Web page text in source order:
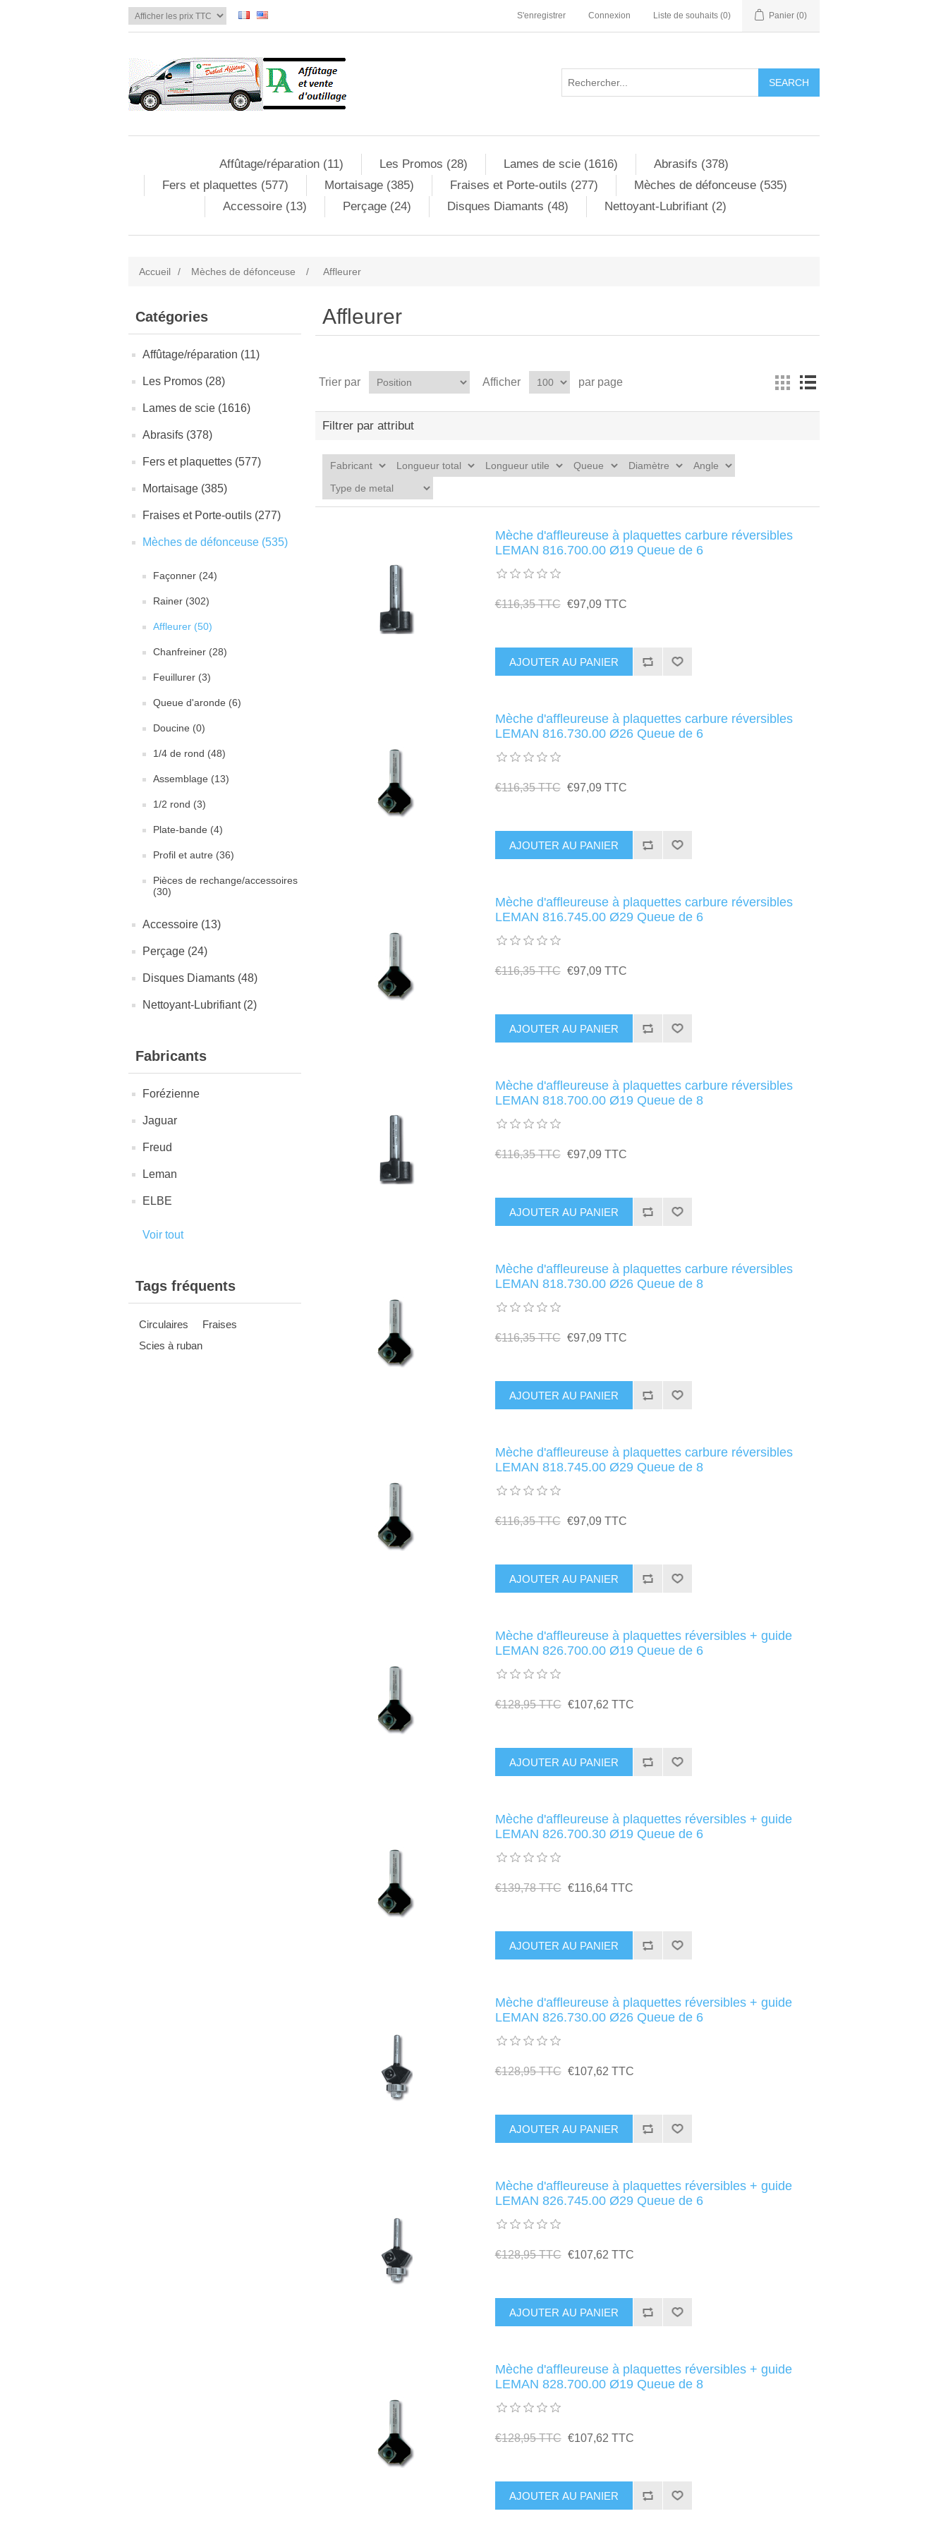
S'enregistrer Connexion Liste de souhaits (0) Panier (0)
Affûtage/réparation (11) Les Promos (28) Lames de scie (1616)
Abrasifs (378)
Fers et plaquettes (577)
Mortaisage (385) Fraises et Porte-outils (277)
Mèches de défonceuse (535)
Accessoire (13)
Perçage (24) Disques Diamants (48) Nettoyant-Lubrifiant (2)
Accueil / Mèches de défonceuse / Affleurer
Catégories
Affûtage/réparation (11)
Les Promos (28)
Lames de scie (1616)
Abrasifs (378)
Fers et plaquettes (577)
Mortaisage (385)
Fraises et Porte-outils (277)
Mèches de défonceuse (535)
Façonner (24)
Rainer (302)
Affleurer (50)
Chanfreiner (28)
Feuillurer (3)
Queue d'aronde (6)
Doucine (0)
1/4 de rond (48)
Assemblage (13)
1/2 rond (3)
Plate-bande (4)
Profil et autre (36)
Pièces de rechange/accessoires
(30)
Accessoire (13)
Perçage (24)
Disques Diamants (48)
Nettoyant-Lubrifiant (2)
Fabricants
Forézienne
Jaguar
Freud
Leman
ELBE
Voir tout
Tags fréquents
Circulaires
Fraises
Scies à ruban
Affleurer
Trier par Afficher par page
Filtrer par attribut
Mèche d'affleureuse à plaquettes carbure réversibles
LEMAN 816.700.00 Ø19 Queue de 6
€116,35 TTC €97,09 TTC
Mèche d'affleureuse à plaquettes carbure réversibles
LEMAN 816.730.00 Ø26 Queue de 6
€116,35 TTC €97,09 TTC
Mèche d'affleureuse à plaquettes carbure réversibles
LEMAN 816.745.00 Ø29 Queue de 6
€116,35 TTC €97,09 TTC
Mèche d'affleureuse à plaquettes carbure réversibles
LEMAN 818.700.00 Ø19 Queue de 8
€116,35 TTC €97,09 TTC
Mèche d'affleureuse à plaquettes carbure réversibles
LEMAN 818.730.00 Ø26 Queue de 8
€116,35 TTC €97,09 TTC
Mèche d'affleureuse à plaquettes carbure réversibles
LEMAN 818.745.00 Ø29 Queue de 8
€116,35 TTC €97,09 TTC
Mèche d'affleureuse à plaquettes réversibles + guide
LEMAN 826.700.00 Ø19 Queue de 6
€128,95 TTC €107,62 TTC
Mèche d'affleureuse à plaquettes réversibles + guide
LEMAN 826.700.30 Ø19 Queue de 6
€139,78 TTC €116,64 TTC
Mèche d'affleureuse à plaquettes réversibles + guide
LEMAN 826.730.00 Ø26 Queue de 6
€128,95 TTC €107,62 TTC
Mèche d'affleureuse à plaquettes réversibles + guide
LEMAN 826.745.00 Ø29 Queue de 6
€128,95 TTC €107,62 TTC
Mèche d'affleureuse à plaquettes réversibles + guide
LEMAN 828.700.00 Ø19 Queue de 8
€128,95 TTC €107,62 TTC